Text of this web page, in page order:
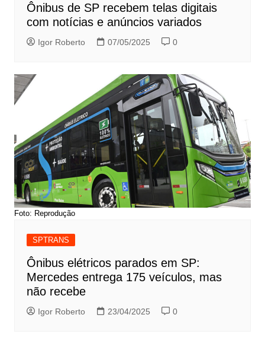
Ônibus de SP recebem telas digitais
com notícias e anúncios variados
Igor Roberto 07/05/2025 0
Foto: Reprodução
SPTRANS
Ônibus elétricos parados em SP:
Mercedes entrega 175 veículos, mas
não recebe
Igor Roberto 23/04/2025 0